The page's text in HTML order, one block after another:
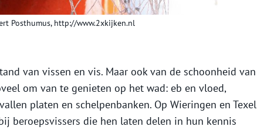
Posthumus, http://www.2xkijken.nl
van vissen en vis. Maar ook van de schoonheid van
om van te genieten op het wad: eb en vloed,
platen en schelpenbanken. Op Wieringen en Texel
beroepsvissers die hen laten delen in hun kennis